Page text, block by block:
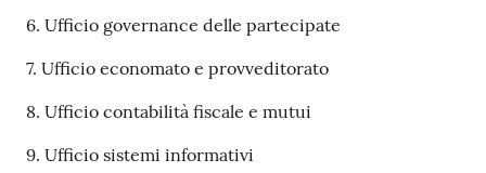
6. Ufficio governance delle partecipate
7. Ufficio economato e provveditorato
8. Ufficio contabilità fiscale e mutui
9. Ufficio sistemi informativi